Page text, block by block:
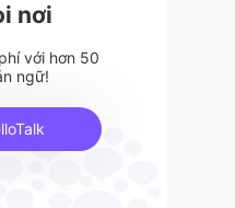
nơi
với hơn 50
ngữ!